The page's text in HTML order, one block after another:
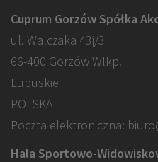
Cuprum Gorzów Spółka
ul. Walczaka 43j/3
66-400 Gorzów Wlkp.
Lubuskie
POLSKA
Poczta elektroniczna:
Hala Sportowo-